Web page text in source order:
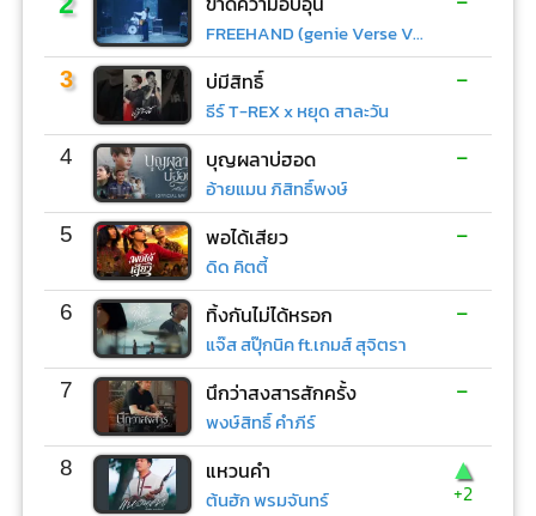
FREEHAND (genie Verse Vol.1)
3 บ่มีสิทธิ์
ธีร์ T-REX x หยุด สาละวัน
-
4 บุญผลาบ่ฮอด
อ้ายแมน ภิสิทธิ์พงษ์
-
5 พอได้เสียว
ดิด คิตตี้
-
6 ทิ้งกันไม่ได้หรอก
แจ๊ส สปุ๊กนิค ft.เกมส์ สุจิตรา
-
7 นึกว่าสงสารสักครั้ง
พงษ์สิทธิ์ คำภีร์
-
8 แหวนคำ
ต้นฮัก พรมจันทร์
▲
+2